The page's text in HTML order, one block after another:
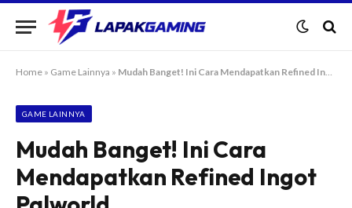
Home » Game Lainnya » Mudah Banget! Ini Cara Mendapatkan Refined Ingot Palworld
GAME LAINNYA
Mudah Banget! Ini Cara
Mendapatkan Refined Ingot